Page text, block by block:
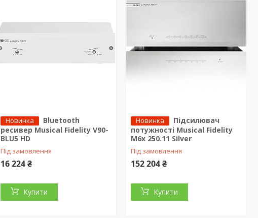
Новинка
Bluetooth
ресивер Musical Fidelity V90-
BLU5 HD
Під замовлення
16 224 ₴
Купити
Новинка
Підсилювач
потужності Musical Fidelity
M6x 250.11 Silver
Під замовлення
152 204 ₴
Купити